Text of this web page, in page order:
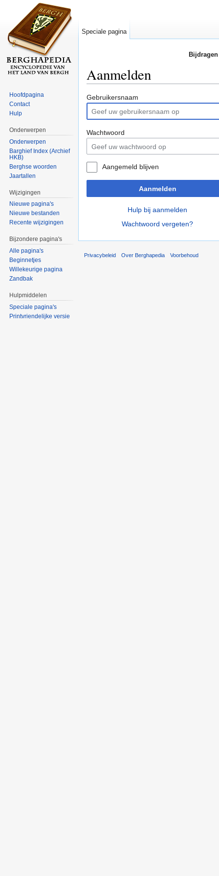
Aanmelden
Gebruikersnaam
Wachtwoord
Aangemeld blijven
Aanmelden
Hulp bij aanmelden
Wachtwoord vergeten?
Speciale pagina
Hoofdpagina
Contact
Hulp
Onderwerpen
Onderwerpen
Barghief Index (Archief
HKB)
Berghse woorden
Jaartallen
Wijzigingen
Nieuwe pagina's
Nieuwe bestanden
Recente wijzigingen
Bijzondere pagina's
Alle pagina's
Beginnetjes
Willekeurige pagina
Zandbak
Hulpmiddelen
Speciale pagina's
Printvriendelijke versie
Privacybeleid Over Berghapedia Voorbehoud